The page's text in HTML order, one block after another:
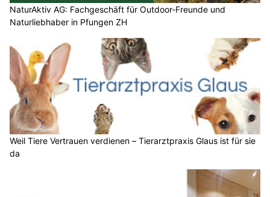
NaturAktiv AG: Fachgeschäft für Outdoor-Freunde und
Naturliebhaber in Pfungen ZH
Weil Tiere Vertrauen verdienen – Tierarztpraxis Glaus ist für sie
da